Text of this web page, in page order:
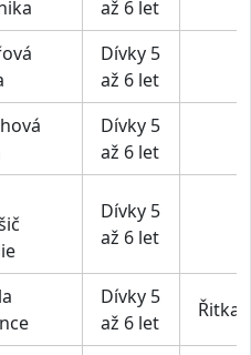
až 6 let
Dívky 5
až 6 let
Dívky 5
až 6 let
Dívky 5
až 6 let
Dívky 5
až 6 let
Řitka